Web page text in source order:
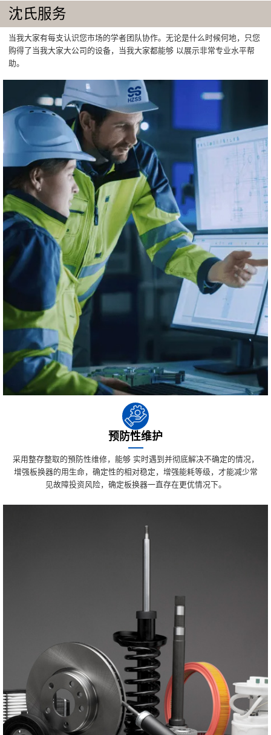
沈氏服务
当我大家有每支认识您市场的学者团队协作。无论是什么时候何地，只您
购得了当我大家大公司的设备，当我大家都能够 以展示非常专业水平帮
助。
预防性维护
采用整存整取的預防性维修，能够 实时遇到并彻底解决不确定的情况，
增强板换器的用生命，确定性的相对稳定，增强能耗等级，才能减少常
见故障投资风险，确定板换器一直存在更优情况下。